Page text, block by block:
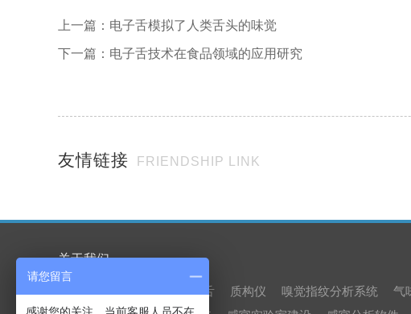
上一篇： 电子舌模拟了人类舌头的味觉
下一篇： 电子舌技术在食品领域的应用研究
友情链接 FRIENDSHIP LINK
关于我们
电子舌 质构仪 嗅觉指纹分析系统 气
请您留言